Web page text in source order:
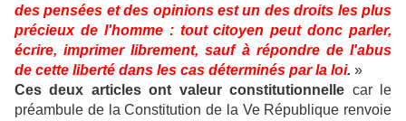
des pensées et des opinions est un des droits les plus
précieux de l'homme : tout citoyen peut donc parler,
écrire, imprimer librement, sauf à répondre de l'abus
de cette liberté dans les cas déterminés par la loi. »
Ces deux articles ont valeur constitutionnelle car le
préambule de la Constitution de la Ve République renvoie